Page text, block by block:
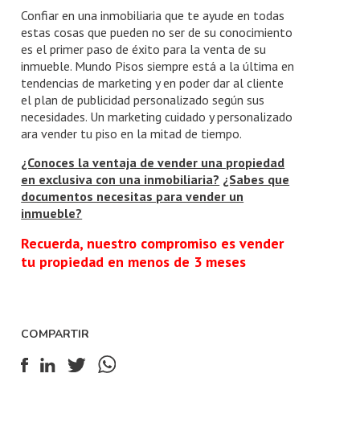
Confiar en una inmobiliaria que te ayude en todas
estas cosas que pueden no ser de su conocimiento
es el primer paso de éxito para la venta de su
inmueble. Mundo Pisos siempre está a la última en
tendencias de marketing y en poder dar al cliente
el plan de publicidad personalizado según sus
necesidades. Un marketing cuidado y personalizado
ara vender tu piso en la mitad de tiempo.
¿Conoces la ventaja de vender una propiedad
en exclusiva con una inmobiliaria? ¿Sabes que
documentos necesitas para vender un
inmueble?
Recuerda, nuestro compromiso es vender
tu propiedad en menos de 3 meses
COMPARTIR